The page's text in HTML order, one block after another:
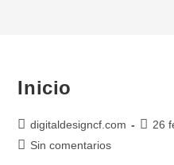
Inicio
digitaldesigncf.com 26
Sin comentarios